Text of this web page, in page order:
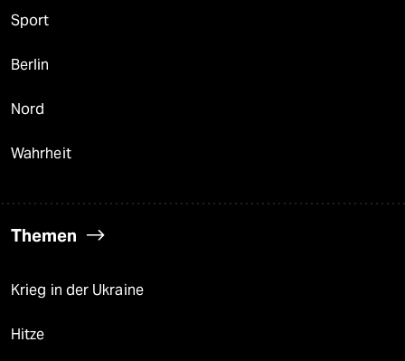
Sport
Berlin
Nord
Wahrheit
Themen
Krieg in der Ukraine
Hitze